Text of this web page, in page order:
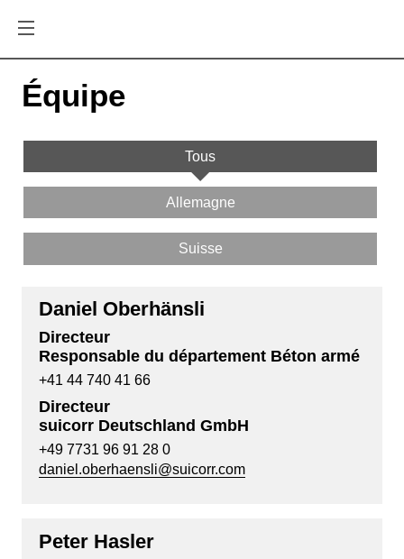
Équipe
Tous
Allemagne
Suisse
Daniel Oberhänsli
Directeur
Responsable du département Béton armé
+41 44 740 41 66
Directeur
suicorr Deutschland GmbH
+49 7731 96 91 28 0
daniel.oberhaensli@suicorr.com
Peter Hasler